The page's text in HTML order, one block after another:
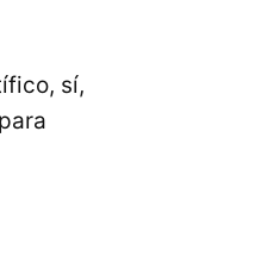
sí,